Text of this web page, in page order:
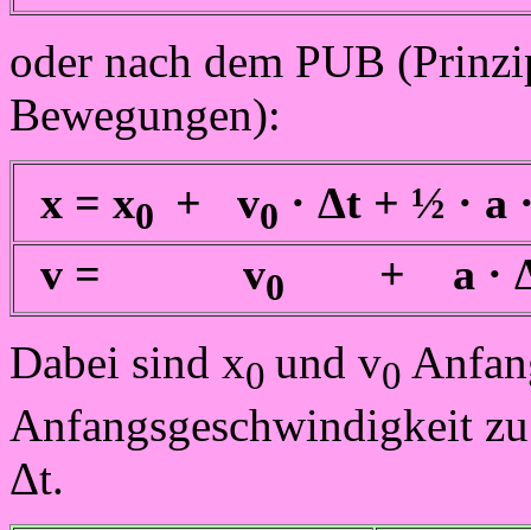
oder nach dem PUB
Bewegungen):
x = x0 + v0 · Δt + ½ · a
v = v0 + a ·
Dabei sind x0 und v0
Anfangsgeschwindigkeit
Δt.